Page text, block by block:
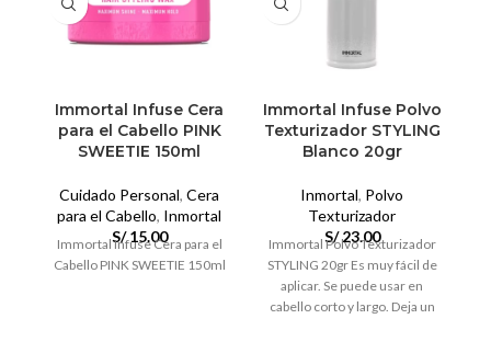
Immortal Infuse Cera
para el Cabello PINK
SWEETIE 150ml
Cuidado Personal, Cera
para el Cabello, Inmortal
S/15.00
Immortal Infuse Cera para el
Cabello PINK SWEETIE 150ml
Immortal Infuse Polvo
Texturizador STYLING
Blanco 20gr
Inmortal, Polvo
Texturizador
S/23.00
Immortal Polvo Texturizador
STYLING 20gr Es muy fácil de
aplicar. Se puede usar en
cabello corto y largo. Deja un